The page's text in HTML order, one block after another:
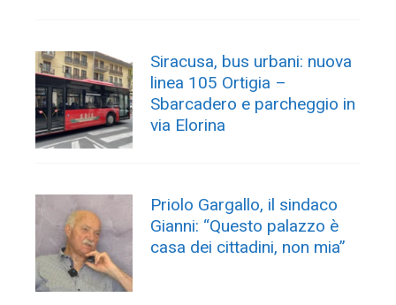
Siracusa, bus urbani: nuova
linea 105 Ortigia –
Sbarcadero e parcheggio in
via Elorina
Priolo Gargallo, il sindaco
Gianni: “Questo palazzo è
casa dei cittadini, non mia”